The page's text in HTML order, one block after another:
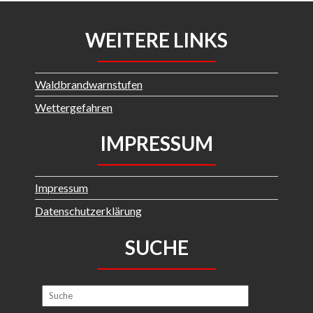
WEITERE LINKS
Waldbrandwarnstufen
Wettergefahren
IMPRESSUM
Impressum
Datenschutzerklärung
SUCHE